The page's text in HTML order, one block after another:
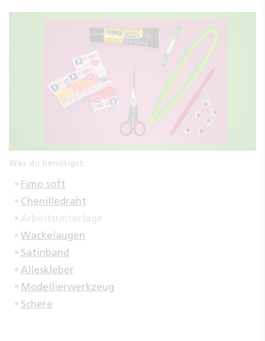
Was du benötigst:
Fimo soft
Chenilledraht
Arbeitsunterlage
Wackelaugen
Satinband
Alleskleber
Modellierwerkzeug
Schere